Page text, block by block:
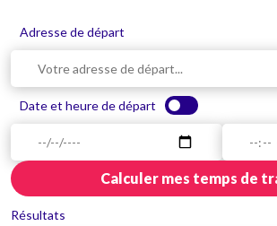
Adresse de départ
Date et heure de départ
Calculer mes temps de
Résultats